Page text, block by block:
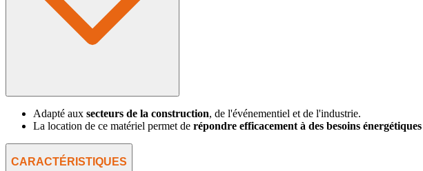
Adapté aux secteurs de la construction, de l'événementiel et de l'industrie.
La location de ce matériel permet de répondre efficacement à des besoins énergétiques
CARACTÉRISTIQUES